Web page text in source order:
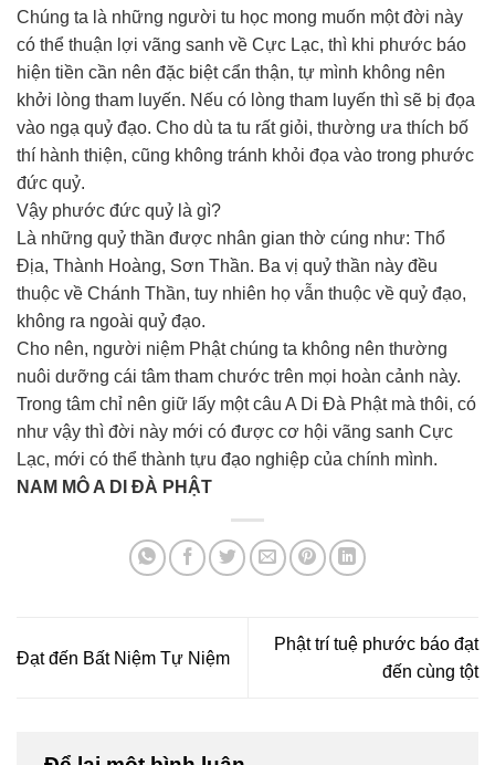
Chúng ta là những người tu học mong muốn một đời này
có thể thuận lợi vãng sanh về Cực Lạc, thì khi phước báo
hiện tiền cần nên đặc biệt cẩn thận, tự mình không nên
khởi lòng tham luyến. Nếu có lòng tham luyến thì sẽ bị đọa
vào ngạ quỷ đạo. Cho dù ta tu rất giỏi, thường ưa thích bố
thí hành thiện, cũng không tránh khỏi đọa vào trong phước
đức quỷ.
Vậy phước đức quỷ là gì?
Là những quỷ thần được nhân gian thờ cúng như: Thổ
Địa, Thành Hoàng, Sơn Thần. Ba vị quỷ thần này đều
thuộc về Chánh Thần, tuy nhiên họ vẫn thuộc về quỷ đạo,
không ra ngoài quỷ đạo.
Cho nên, người niệm Phật chúng ta không nên thường
nuôi dưỡng cái tâm tham chước trên mọi hoàn cảnh này.
Trong tâm chỉ nên giữ lấy một câu A Di Đà Phật mà thôi, có
như vậy thì đời này mới có được cơ hội vãng sanh Cực
Lạc, mới có thể thành tựu đạo nghiệp của chính mình.
NAM MÔ A DI ĐÀ PHẬT
Đạt đến Bất Niệm Tự Niệm
Phật trí tuệ phước báo đạt
đến cùng tột